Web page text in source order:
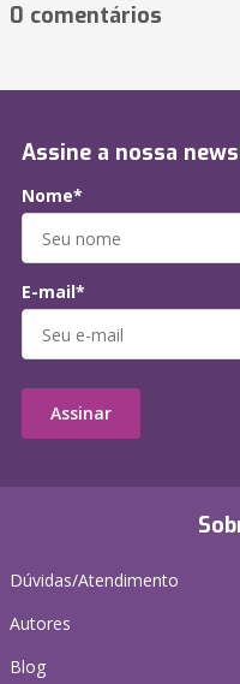
0 comentários
Dúvidas/Atendimento
Autores
Blog
Assine a nossa
Nome*
E-mail*
Assinar